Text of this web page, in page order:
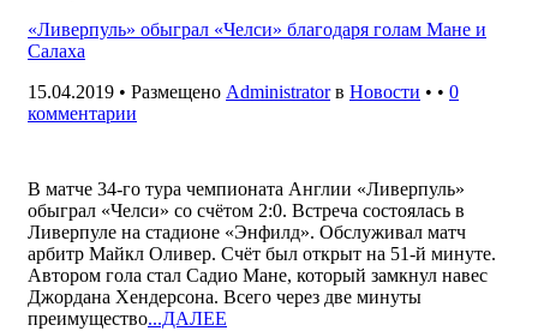
«Ливерпуль» обыграл «Челси» благодаря голам Мане и
Салаха
15.04.2019 • Размещено Administratorв Новости • • 0
комментарии
В матче 34-го тура чемпионата Англии «Ливерпуль»
обыграл «Челси» со счётом 2:0. Встреча состоялась в
Ливерпуле на стадионе «Энфилд». Обслуживал матч
арбитр Майкл Оливер. Счёт был открыт на 51-й минуте.
Автором гола стал Садио Мане, который замкнул навес
Джордана Хендерсона. Всего через две минуты
преимущество...ДАЛЕЕ